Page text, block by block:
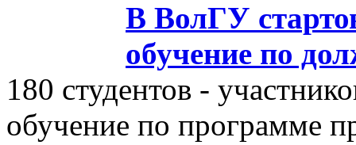
В ВолГУ
обучение по
180 студентов -
обучение по программе